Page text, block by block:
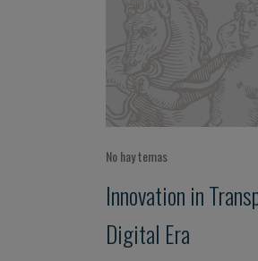
No hay temas
Innovation in
Digital Era